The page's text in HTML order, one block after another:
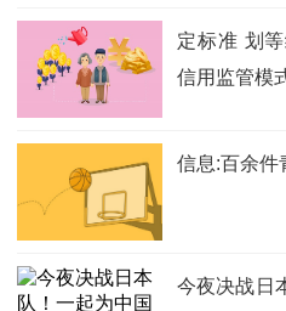
定标准 划
信用监管模
信息:百余件
今夜决战日